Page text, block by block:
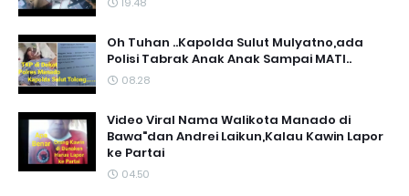
19.48
Oh Tuhan ..Kapolda Sulut Mulyatno,ada
Polisi Tabrak Anak Anak Sampai MATI..
08.28
Video Viral Nama Walikota Manado di
Bawa"dan Andrei Laikun,Kalau Kawin Lapor
ke Partai
04.50